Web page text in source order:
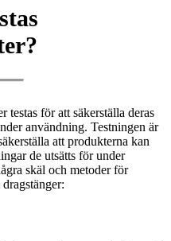
testas för att säkerställa deras
användning. Testningen är
att produkterna kan
de utsätts för under
skäl och metoder för